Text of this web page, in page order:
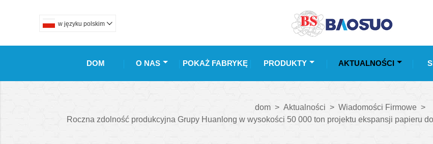
w języku polskim 
DOM O NAS POKAŻ FABRYKĘ PRODUKTY AKTUALNOŚCI
dom > Aktualności > Wiadomości Firmowe >
Roczna zdolność produkcyjna Grupy Huanlong w wysokości 50 000 ton projektu ekspansji papieru